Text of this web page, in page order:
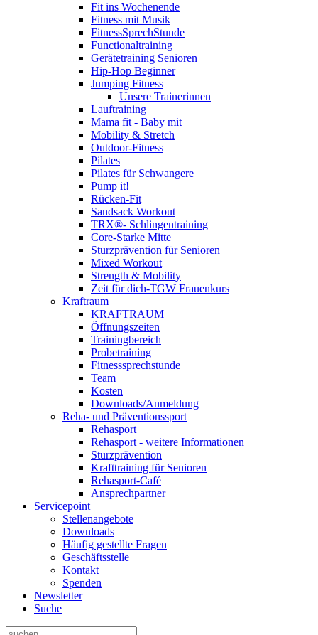
Fit ins Wochenende
Fitness mit Musik
FitnessSprechStunde
Functionaltraining
Gerätetraining Senioren
Hip-Hop Beginner
Jumping Fitness
Unsere Trainerinnen
Lauftraining
Mama fit - Baby mit
Mobility & Stretch
Outdoor-Fitness
Pilates
Pilates für Schwangere
Pump it!
Rücken-Fit
Sandsack Workout
TRX®- Schlingentraining
Core-Starke Mitte
Sturzprävention für Senioren
Mixed Workout
Strength & Mobility
Zeit für dich-TGW Frauenkurs
Kraftraum
KRAFTRAUM
Öffnungszeiten
Trainingbereich
Probetraining
Fitnesssprechstunde
Team
Kosten
Downloads/Anmeldung
Reha- und Präventionssport
Rehasport
Rehasport - weitere Informationen
Sturzprävention
Krafttraining für Senioren
Rehasport-Café
Ansprechpartner
Servicepoint
Stellenangebote
Downloads
Häufig gestellte Fragen
Geschäftsstelle
Kontakt
Spenden
Newsletter
Suche